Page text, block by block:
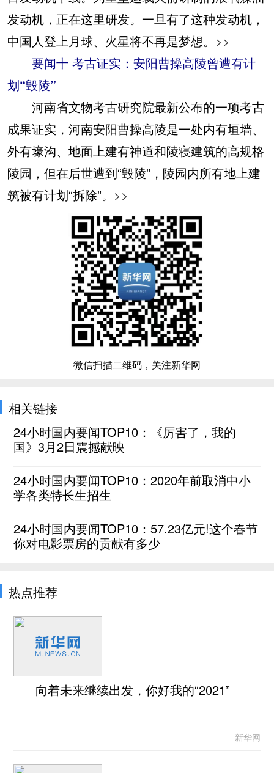
发动机，正在这里研发。一旦有了这种发动机，
中国人登上月球、火星将不再是梦想。 >>
要闻十 考古证实：安阳曹操高陵曾遭有计
划“毁陵”
河南省文物考古研究院最新公布的一项考古
成果证实，河南安阳曹操高陵是一处内有垣墙、
外有壕沟、地面上建有神道和陵寝建筑的高规格
陵园，但在后世遭到“毁陵”，陵园内所有地上建
筑被有计划“拆除”。 >>
微信扫描二维码，关注新华网
相关链接
24小时国内要闻TOP10：《厉害了，我的
国》3月2日震撼献映
24小时国内要闻TOP10：2020年前取消中小
学各类特长生招生
24小时国内要闻TOP10：57.23亿元!这个春节
你对电影票房的贡献有多少
热点推荐
向着未来继续出发，你好我的“2021”
新华网